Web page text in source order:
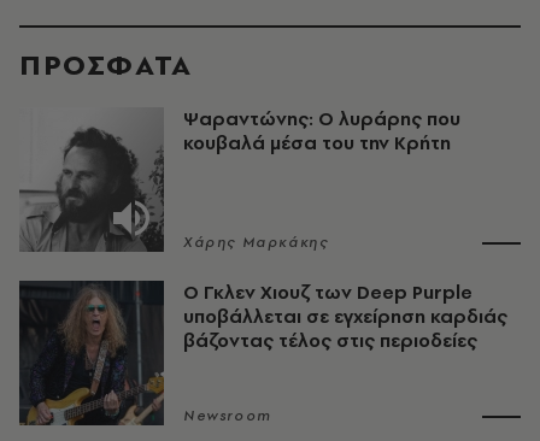
ΠΡΟΣΦΑΤΑ
Ψαραντώνης: Ο λυράρης που
κουβαλά μέσα του την Κρήτη
Χάρης Μαρκάκης
O Γκλεν Χιουζ των Deep Purple
υποβάλλεται σε εγχείρηση καρδιάς
βάζοντας τέλος στις περιοδείες
Newsroom